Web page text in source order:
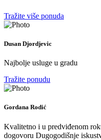
Tražite više ponuda
Dusan Djordjevic
Najbolje usluge u gradu
Tražite ponudu
Gordana Rodić
Kvalitetno i u predviđenom
dogovoru Dugogodišnje